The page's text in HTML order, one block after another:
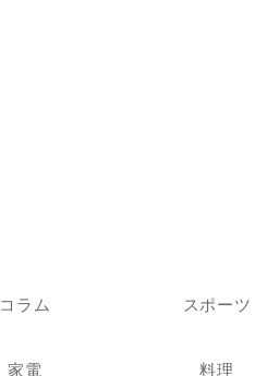
コラム スポーツ
家電 料理